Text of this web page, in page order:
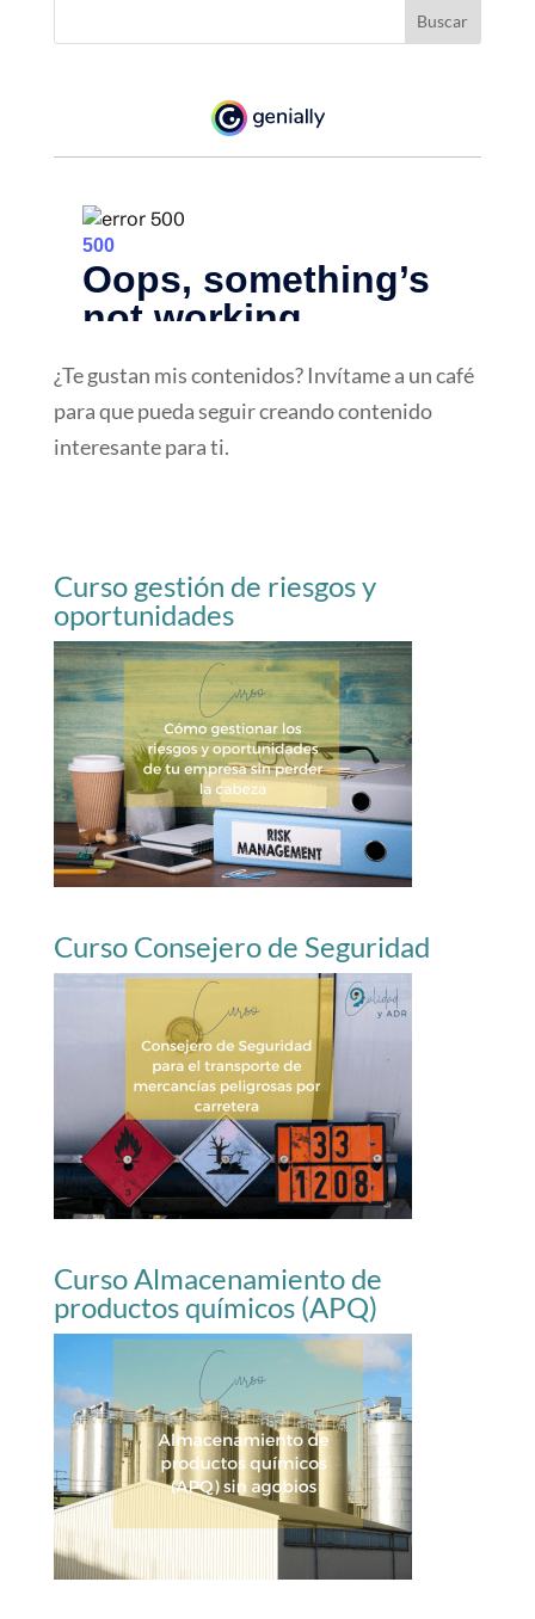
¿Te gustan mis contenidos? Invítame a un café
para que pueda seguir creando contenido
interesante para ti.
Curso gestión de riesgos y
oportunidades
Curso Consejero de Seguridad
Curso Almacenamiento de
productos químicos (APQ)